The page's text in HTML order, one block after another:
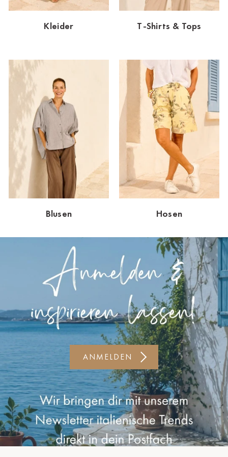
Dornbirn
Dortmund-Hombruch
Essen
HH-AEZ
HH-EEZ
HH-Eppendorf
HH-Hanseviertel
HH-Wandsbek
Hannover
Innsbruck
Kiel-CittiPark
Leipzig
Lindau
Münster
Oldenburg
Potsdam
Rostock
Kleider T-Shirts & Tops
Blusen Hosen
ANMELDEN